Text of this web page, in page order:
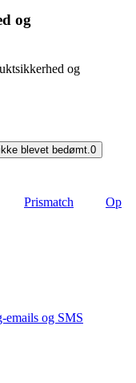
og
og
blevet bedømt. 0
Prismatch
Op
emails og SMS